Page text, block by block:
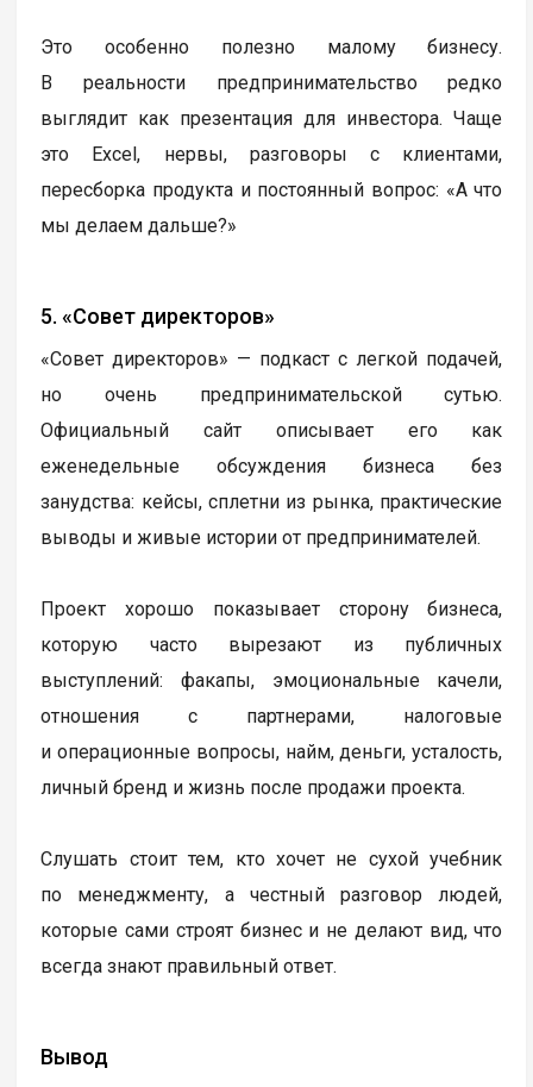
Это особенно полезно малому бизнесу.
В реальности предпринимательство редко
выглядит как презентация для инвестора. Чаще
это Excel, нервы, разговоры с клиентами,
пересборка продукта и постоянный вопрос: «А что
мы делаем дальше?»
5. «Совет директоров»
«Совет директоров» — подкаст с легкой подачей,
но очень предпринимательской сутью.
Официальный сайт описывает его как
еженедельные обсуждения бизнеса без
занудства: кейсы, сплетни из рынка, практические
выводы и живые истории от предпринимателей.
Проект хорошо показывает сторону бизнеса,
которую часто вырезают из публичных
выступлений: факапы, эмоциональные качели,
отношения с партнерами, налоговые
и операционные вопросы, найм, деньги, усталость,
личный бренд и жизнь после продажи проекта.
Слушать стоит тем, кто хочет не сухой учебник
по менеджменту, а честный разговор людей,
которые сами строят бизнес и не делают вид, что
всегда знают правильный ответ.
Вывод